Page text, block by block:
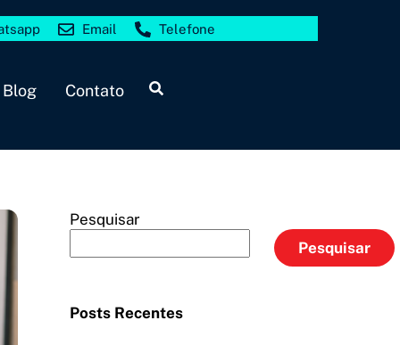
Email Telefone
Blog Contato
Pesquisar
Pesquisar
Posts Recentes